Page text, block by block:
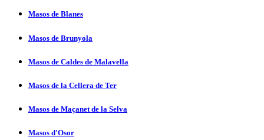
Masos de Blanes
Masos de Brunyola
Masos de Caldes de Malavella
Masos de la Cellera de Ter
Masos de Maçanet de la Selva
Masos d'Osor